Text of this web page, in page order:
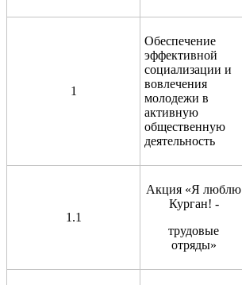
1
Обеспечение
эффективной
социализации и
вовлечения
молодежи в
активную
общественную
деятельность
1.1
Акция «Я люблю
Курган! -
трудовые
отряды»